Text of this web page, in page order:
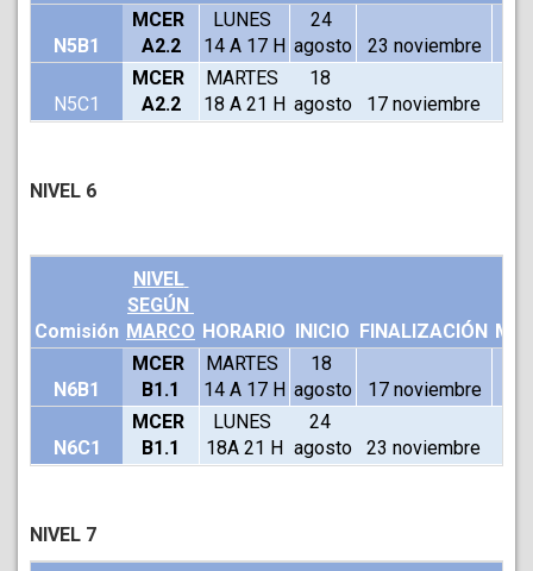
N5B1
MCER
A2.2
LUNES
14 A 17 H
24
agosto
23 noviembre
N5C1
MCER
A2.2
MARTES
18 A 21 H
18
agosto
17 noviembre
NIVEL 6
Comisión
NIVEL
SEGÚN
MARCO HORARIO INICIO FINALIZACIÓN
N6B1
MCER
B1.1
MARTES
14 A 17 H
18
agosto
17 noviembre
N6C1
MCER
B1.1
LUNES
18A 21 H
24
agosto
23 noviembre
NIVEL 7